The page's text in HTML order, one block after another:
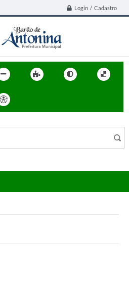
Login / Cadastro